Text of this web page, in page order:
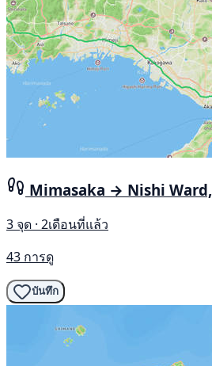
Mimasaka → Nishi
3 จุด · 2เดือนที่แล้ว
43 การดู
บันทึก